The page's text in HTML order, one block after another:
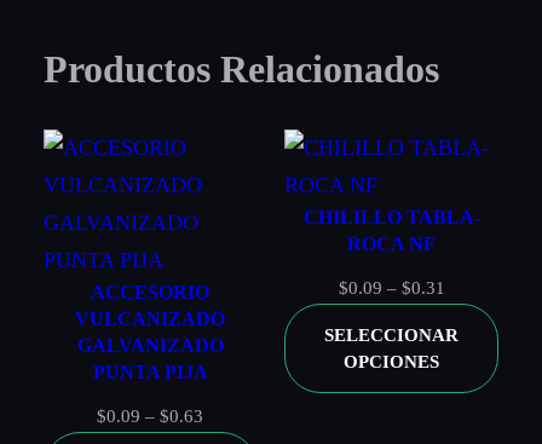
0 valoraciones en
CONTRA-TUERCA
HEXAGONAL LIVIANA
GALVANIZADA NF
SÉ EL PRIMERO EN VALORAR
“CONTRA-TUERCA HEXAGONAL
LIVIANA GALVANIZADA NF”
Tu dirección de correo electrónico no será
Productos Relacionados
ACCESORIO
VULCANIZADO
GALVANIZADO
PUNTA PIJA
$0.09 – $0.63
CHILILLO TABLA-
ROCA NF
$0.09 – $0.31
desde
SELECCIONAR
OPCIONES